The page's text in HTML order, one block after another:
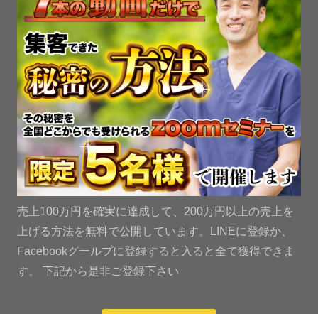
売上100万円を確実に達成して、200万円以上の売上を
上げる方法を無料で公開しています。LINEに登録か、
Facebookグールプに登録すると入ると全て獲得できま
す。 下記から是非ご登録下さい